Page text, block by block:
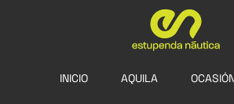
INICIO AQUILA